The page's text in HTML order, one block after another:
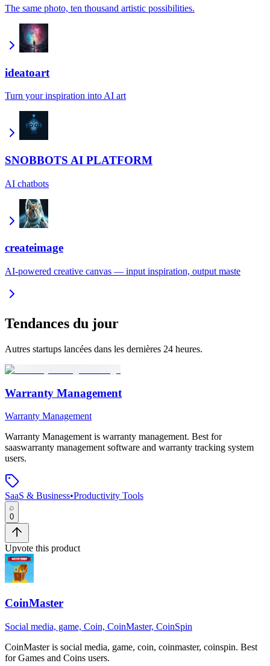
The same photo, ten thousand artistic possibilities.
ideatoart
Turn your inspiration into AI art
SNOBBOTS AI PLATFORM
AI chatbots
createimage
AI-powered creative canvas — input inspiration, output maste
Tendances du jour
Autres startups lancées dans les dernières 24 heures.
Warranty Management
Warranty Management
Warranty Management is warranty management. Best for
saaswarranty management software and warranty tracking system
users.
SaaS & Business•Productivity Tools
0
Upvote this product
CoinMaster
Social media, game, Coin, CoinMaster, CoinSpin
CoinMasteris social media, game, coin, coinmaster, coinspin. Best
for Games and Coins users.